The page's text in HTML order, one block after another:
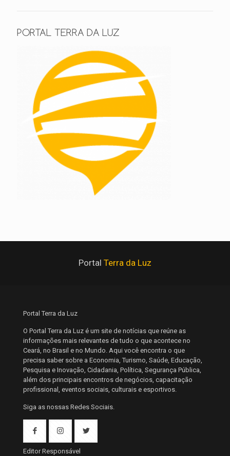
PORTAL TERRA DA LUZ
Portal Terra da Luz
Portal Terra da Luz
O Portal Terra da Luz é um site de notícias que reúne as
informações mais relevantes de tudo o que acontece no
Ceará, no Brasil e no Mundo. Aqui você encontra o que
precisa saber sobre a Economia, Turismo, Saúde, Educação,
Pesquisa e Inovação, Cidadania, Política, Segurança Pública,
além dos principais encontros de negócios, capacitação
profissional, eventos sociais, culturais e esportivos.
Siga as nossas Redes Sociais.
Editor Responsável